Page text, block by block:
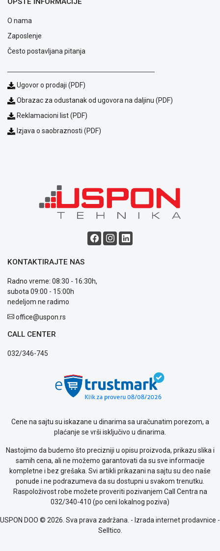
Način
plaćanja
Podrška
Opšti
kolačićima
garancije
OUTLET
Kontakt
WEB
O nama
Zaposlenje
Često postavljana pitanja
Ugovor o prodaji (PDF)
Obrazac za odustanak od ugovora na daljinu (PDF)
Reklamacioni list (PDF)
Izjava o saobraznosti (PDF)
KONTAKTIRAJTE NAS
Radno vreme: 08:30 - 16:30h,
subota 09:00 - 15:00h
nedeljom ne radimo
office@uspon.rs
CALL CENTER
032/346-745
Cene na sajtu su iskazane u dinarima sa uračunatim porezom, a
plaćanje se vrši isključivo u dinarima.
Nastojimo da budemo što precizniji u opisu proizvoda, prikazu slika i
samih cena, ali ne možemo garantovati da su sve informacije
kompletne i bez grešaka. Svi artikli prikazani na sajtu su deo naše
ponude i ne podrazumeva da su dostupni u svakom trenutku.
Raspoloživost robe možete proveriti pozivanjem Call Centra na
032/340-410 (po ceni lokalnog poziva)
USPON DOO © 2026. Sva prava zadržana. - Izrada internet prodavnice -
Selltico.